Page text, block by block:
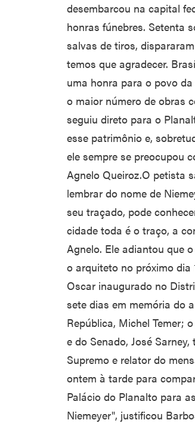
desembarcou na capital
honras fúnebres. Setenta
salvas de tiros,
temos que agradecer.
uma honra para o povo
o maior número de obras
seguiu direto para o
esse patrimônio e,
ele sempre se preocupou
Agnelo Queiroz.O petista
lembrar do nome de
seu traçado, pode
cidade toda é o traço, a
Agnelo. Ele adiantou que
o arquiteto no próximo dia
Oscar inaugurado no
sete dias em memória do
República, Michel Temer;
e do Senado, José
Supremo e relator do
ontem à tarde para
Palácio do Planalto para
Niemeyer", justificou